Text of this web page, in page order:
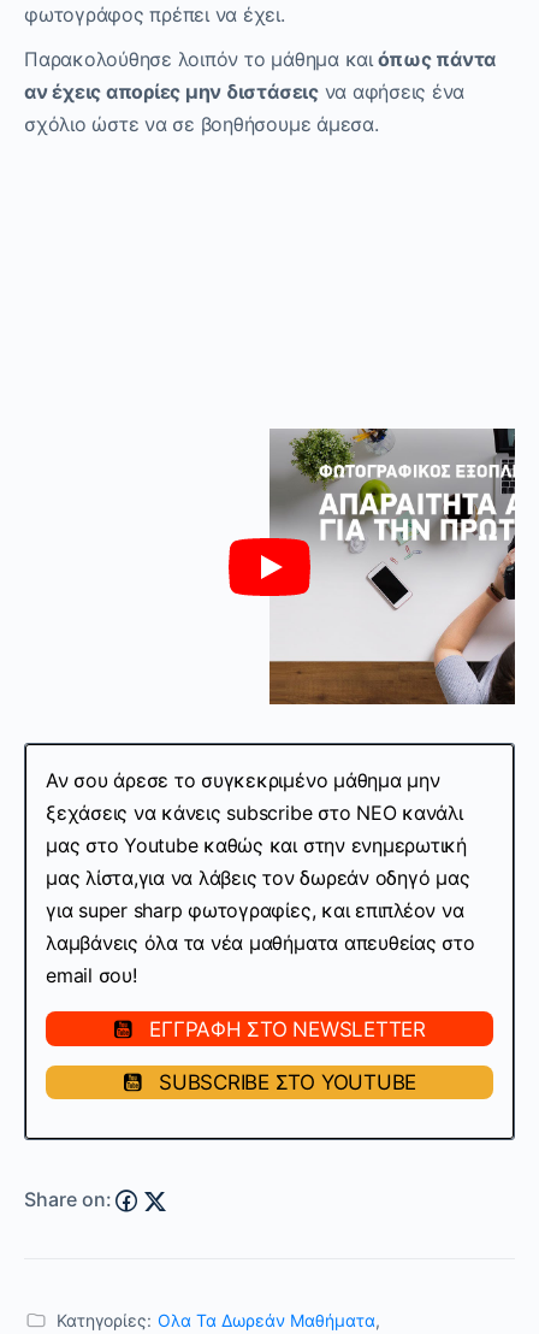
φωτογράφος πρέπει να έχει.
Παρακολούθησε λοιπόν το μάθημα καιόπως πάντα
αν έχεις απορίες μην διστάσειςνα αφήσεις ένα
σχόλιο ώστε να σε βοηθήσουμε άμεσα.
Αν σου άρεσε το συγκεκριμένο μάθημα μην
ξεχάσεις να κάνεις subscribe στo ΝΕΟ κανάλι
μας στο Youtube καθώς και στην ενημερωτική
μας λίστα,για να λάβεις τον δωρεάν οδηγό μας
για super sharp φωτογραφίες, και επιπλέον να
λαμβάνεις όλα τα νέα μαθήματα απευθείας στο
email σου!
ΕΓΓΡΑΦΗ ΣΤΟ NEWSLETTER
SUBSCRIBE ΣΤΟ YOUTUBE
Share on:
Κατηγορίες: Ολα Τα Δωρεάν Μαθήματα,